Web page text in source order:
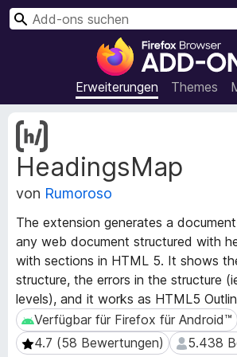
A
d
d
-
s
f
r
d
e
n
F
i
r
e
Erweiterungen Themes
S
HeadingsMap
von Rumoroso
The extension generates a
any web document structured with
with sections in HTML 5. It shows
structure, the errors in the structure
levels), and it works as HTML5
Verfügbar für Firefox für Android™
Verfügbar für Firefox für Android™
4.7 (58 Bewertungen)
4.7 (58 Bewertungen) 5.438
5.438
M
e
t
a
d
t
e
n
z
u
r
E
r